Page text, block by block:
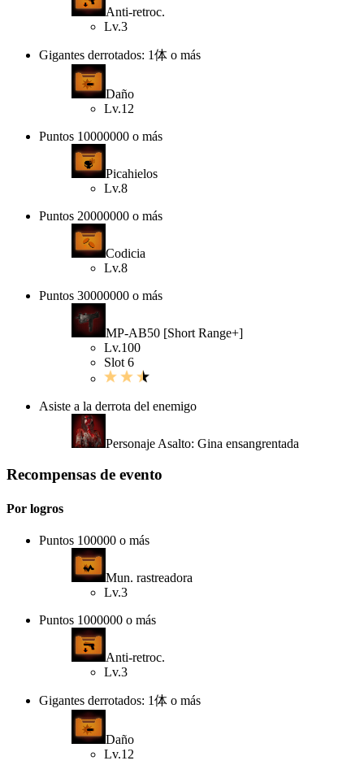
Anti-retroc.
Lv.3
Gigantes derrotados: 1体 o más
Daño
Lv.12
Puntos 10000000 o más
Picahielos
Lv.8
Puntos 20000000 o más
Codicia
Lv.8
Puntos 30000000 o más
MP-AB50 [Short Range+]
Lv.100
Slot 6
Asiste a la derrota del enemigo
Personaje Asalto: Gina ensangrentada
Recompensas de evento
Por logros
Puntos 100000 o más
Mun. rastreadora
Lv.3
Puntos 1000000 o más
Anti-retroc.
Lv.3
Gigantes derrotados: 1体 o más
Daño
Lv.12